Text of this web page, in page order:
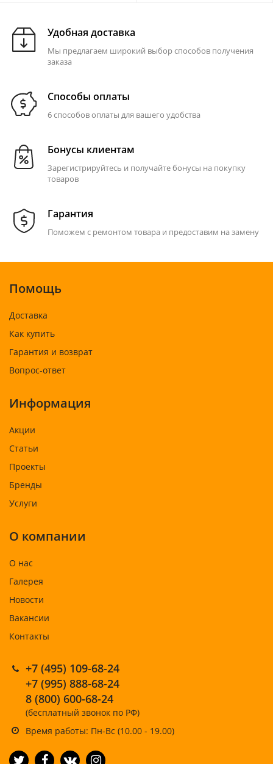
Удобная доставка
Мы предлагаем широкий выбор способов получения
заказа
Способы оплаты
6 способов оплаты для вашего удобства
Бонусы клиентам
Зарегистрируйтесь и получайте бонусы на покупку
товаров
Гарантия
Поможем с ремонтом товара и предоставим на замену
Помощь
Доставка
Как купить
Гарантия и возврат
Вопрос-ответ
Информация
Акции
Статьи
Проекты
Бренды
Услуги
О компании
О нас
Галерея
Новости
Вакансии
Контакты
+7 (495) 109-68-24
+7 (995) 888-68-24
8 (800) 600-68-24
(бесплатный звонок по РФ)
Время работы: Пн-Вс (10.00 - 19.00)